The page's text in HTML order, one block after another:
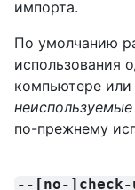
импорта.
По умолчанию
использования
компьютере
неиспользуемые
по-прежнему
--[no-]check-